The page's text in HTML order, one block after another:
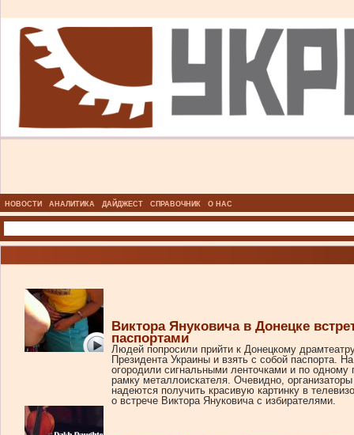
НОВОСТИ АНАЛИТИКА ДАЙДЖЕСТ СПРАВОЧНИК О НАС
Виктора Януковича в Донецке
паспортами
Людей попросили прийти к Донецкому
Президента Украины и взять с собой паспорта.
огородили сигнальными ленточками и по одному
рамку металлоискателя. Очевидно,
надеются получить красивую картинку в
о встрече Виктора Януковича с избирателями.